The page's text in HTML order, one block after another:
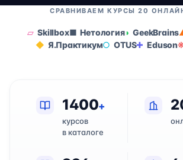
СРАВНИВАЕМ КУРСЫ 20
Skillbox Нетология GeekBrains
Я.Практикум
OTUS Eduson
1400+
курсов
в каталоге